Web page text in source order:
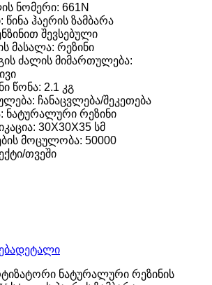
ნომერი: 661N
წინა ჰაერის ზამბარა
შევსებული
მასალა: რეზინი
ძალის მიმართულება:
წონა: 2.1 კგ
ჩანაცვლება/შეკეთება
ნატურალური რეზინი
30X30X35 სმ
მოცულობა: 50000
თვეში
დეტალი